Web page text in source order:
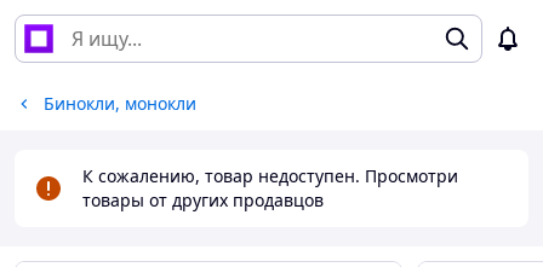
Бинокли, монокли
К сожалению, товар недоступен. Просмотри
товары от других продавцов